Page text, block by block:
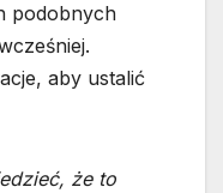
podobnych
aby ustalić
że to